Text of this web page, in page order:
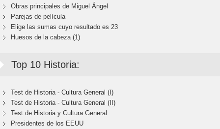
Obras principales de Miguel Ángel
Parejas de película
Elige las sumas cuyo resultado es 23
Huesos de la cabeza (1)
Top 10 Historia:
Test de Historia - Cultura General (I)
Test de Historia - Cultura General (II)
Test de Historia y Cultura General
Presidentes de los EEUU